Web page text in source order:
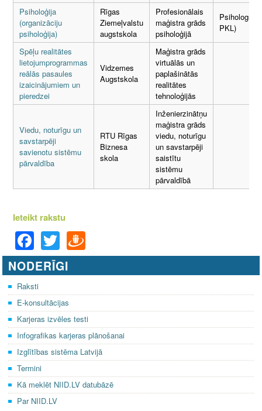
Psiholoģija
(organizāciju
psiholoģija)
Rīgas
Ziemeļvalstu
augstskola
Profesionālais
maģistra grāds
psiholoģijā
Psihologs
PKL)
Spēļu realitātes
lietojumprogrammas
reālās pasaules
izaicinājumiem un
pieredzei
Vidzemes
Augstskola
Maģistra grāds
virtuālās un
paplašinātās
realitātes
tehnoloģijās
Viedu, noturīgu un
savstarpēji
savienotu sistēmu
pārvaldība
RTU Rīgas
Biznesa
skola
Inženierzinātņu
maģistra grāds
viedu, noturīgu
un savstarpēji
saistītu
sistēmu
pārvaldībā
Ieteikt rakstu
F
a
c
e
b
o
o
k
T
wi
tt
er
ra
u
gi
e
m
NODERĪGI
Raksti
E-konsultācijas
Karjeras izvēles testi
Infografikas karjeras plānošanai
Izglītības sistēma Latvijā
Termini
Kā meklēt NIID.LV datubāzē
Par NIID.LV